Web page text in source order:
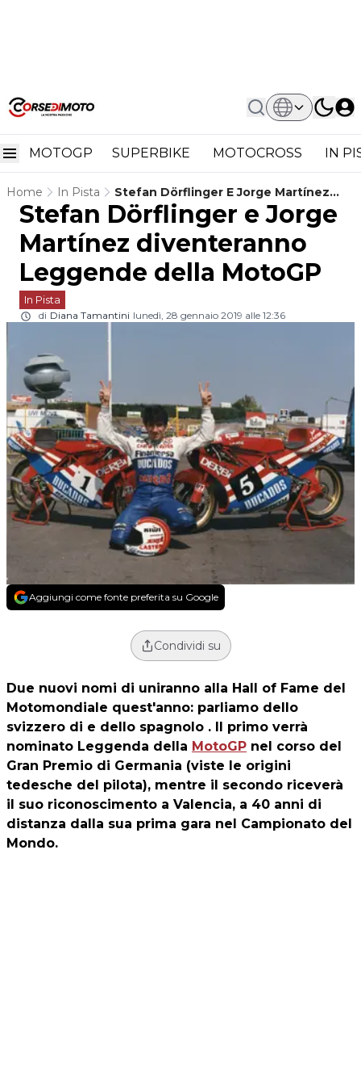
MOTOGP SUPERBIKE MOTOCROSS IN
Home In Pista
Stefan Dörflinger E Jorge Martínez
Diventeranno Leggende Della MotoGP
Stefan Dörflinger e Jorge
Martínez diventeranno
Leggende della MotoGP
In Pista
di Diana Tamantini lunedì, 28 gennaio 2019 alle 12:36
Aggiungi come fonte preferita su Google
Condividi su
Due nuovi nomi di uniranno alla Hall of Fame del
Motomondiale quest'anno: parliamo dello
svizzero di e dello spagnolo . Il primo verrà
nominato Leggenda della MotoGP nel corso del
Gran Premio di Germania (viste le origini
tedesche del pilota), mentre il secondo riceverà
il suo riconoscimento a Valencia, a 40 anni di
distanza dalla sua prima gara nel Campionato del
Mondo.